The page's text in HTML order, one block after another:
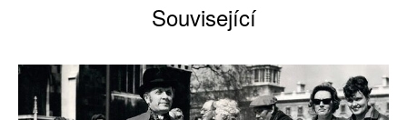
Související